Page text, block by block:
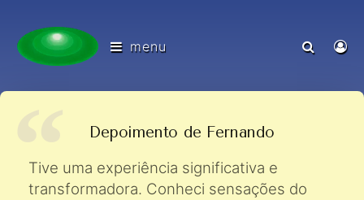
menu
Depoimento de Fernando
Tive uma experiência significativa e
transformadora. Conheci sensações do